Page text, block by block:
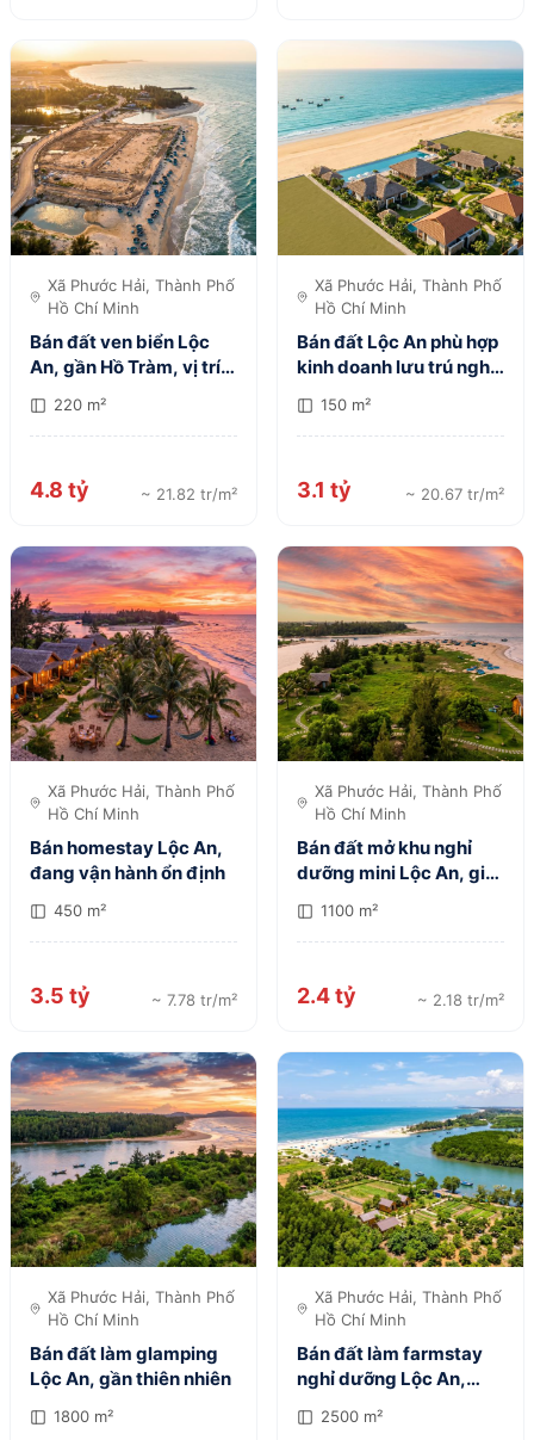
Xã Phước Hải, Thành Phố
Hồ Chí Minh
Bán đất ven biển Lộc
An, gần Hồ Tràm, vị trí
220 m²
4.8 tỷ ~ 21.82 tr/m²
Xã Phước Hải, Thành Phố
Hồ Chí Minh
Bán đất Lộc An phù hợp
kinh doanh lưu trú nghỉ
150 m²
3.1 tỷ ~ 20.67 tr/m²
Xã Phước Hải, Thành Phố
Hồ Chí Minh
Bán homestay Lộc An,
đang vận hành ổn định
450 m²
3.5 tỷ ~ 7.78 tr/m²
Xã Phước Hải, Thành Phố
Hồ Chí Minh
Bán đất mở khu nghỉ
dưỡng mini Lộc An, giá
1100 m²
2.4 tỷ ~ 2.18 tr/m²
Xã Phước Hải, Thành Phố
Hồ Chí Minh
Bán đất làm glamping
Lộc An, gần thiên nhiên
1800 m²
Xã Phước Hải, Thành Phố
Hồ Chí Minh
Bán đất làm farmstay
nghỉ dưỡng Lộc An,
tiềm năng tốt
2500 m²